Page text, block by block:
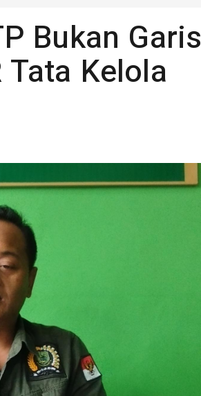
Bukan Garis
Kelola